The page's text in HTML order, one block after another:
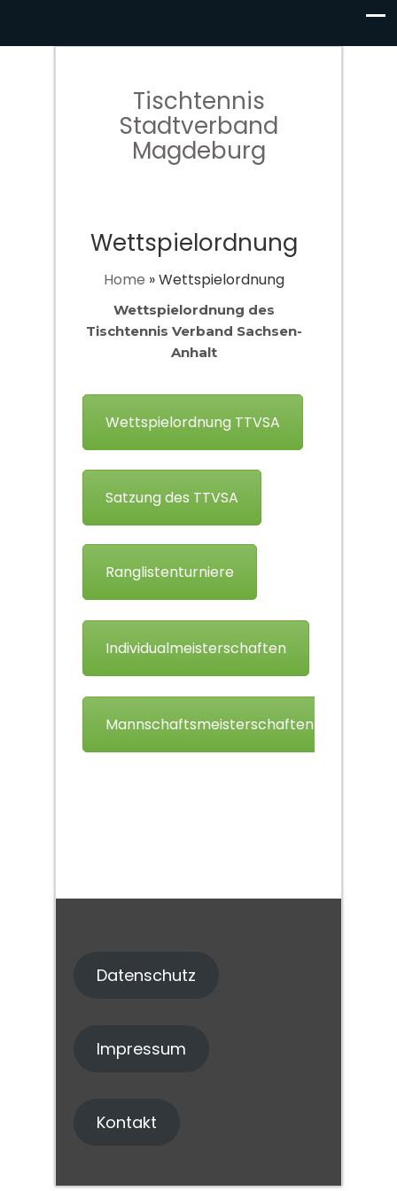
Tischtennis
Stadtverband
Magdeburg
Wettspielordnung
Home »Wettspielordnung
Wettspielordnung des
Tischtennis Verband Sachsen-
Anhalt
Wettspielordnung TTVSA
Satzung des TTVSA
Ranglistenturniere
Individualmeisterschaften
Mannschaftsmeisterschaften
Datenschutz
Impressum
Kontakt